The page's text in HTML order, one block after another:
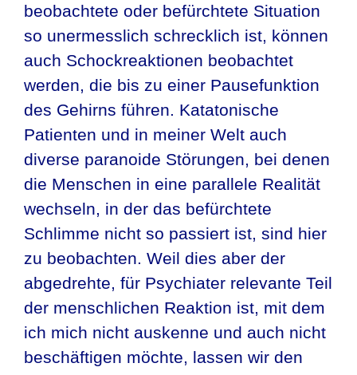
beobachtete oder befürchtete Situation
so unermesslich schrecklich ist, können
auch Schockreaktionen beobachtet
werden, die bis zu einer Pausefunktion
des Gehirns führen. Katatonische
Patienten und in meiner Welt auch
diverse paranoide Störungen, bei denen
die Menschen in eine parallele Realität
wechseln, in der das befürchtete
Schlimme nicht so passiert ist, sind hier
zu beobachten. Weil dies aber der
abgedrehte, für Psychiater relevante Teil
der menschlichen Reaktion ist, mit dem
ich mich nicht auskenne und auch nicht
beschäftigen möchte, lassen wir den